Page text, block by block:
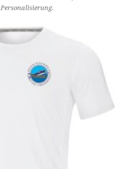
Personalisierung.